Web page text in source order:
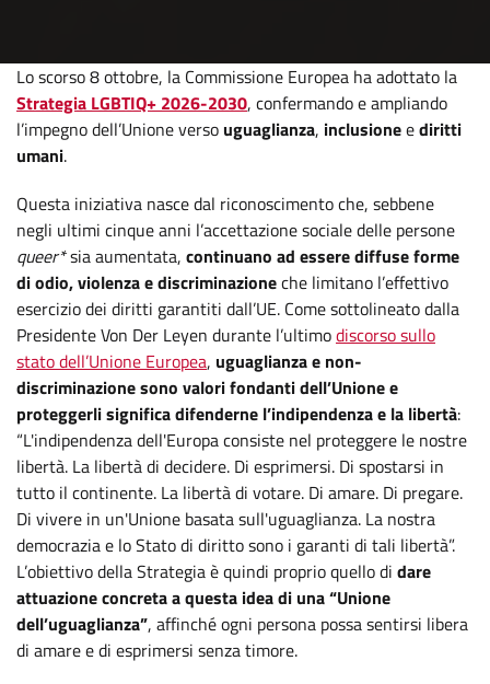
Lo scorso 8 ottobre, la Commissione Europea ha adottato la
Strategia LGBTIQ+ 2026-2030, confermando e ampliando
l’impegno dell’Unione verso uguaglianza, inclusioneediritti
umani.
Questa iniziativa nasce dal riconoscimento che, sebbene
negli ultimi cinque anni l’accettazione sociale delle persone
queer*sia aumentata, continuano ad essere diffuse forme
di odio, violenza e discriminazioneche limitano l’effettivo
esercizio dei diritti garantiti dall’UE. Come sottolineato dalla
Presidente Von Der Leyen durante l’ultimodiscorso sullo
stato dell’Unione Europea, uguaglianza e non-
discriminazione sono valori fondanti dell’Unione e
proteggerli significa difenderne l’indipendenza e la libertà:
“L'indipendenza dell'Europa consiste nel proteggere le nostre
libertà. La libertà di decidere. Di esprimersi. Di spostarsi in
tutto il continente. La libertà di votare. Di amare. Di pregare.
Di vivere in un'Unione basata sull'uguaglianza. La nostra
democrazia e lo Stato di diritto sono i garanti di tali libertà”.
L’obiettivo della Strategia è quindi proprio quello di dare
attuazione concreta a questa idea di una “Unione
dell’uguaglianza”, affinché ogni persona possa sentirsi libera
di amare e di esprimersi senza timore.